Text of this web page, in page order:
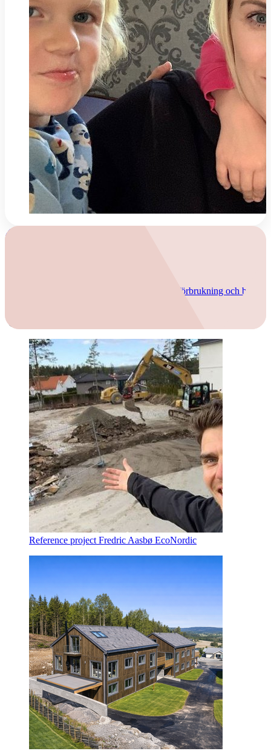
Referensprojekt
Se hur andra har fått friskare luft, lägre energiförbrukning och bättre
Reference project Fredric Aasbø EcoNordic